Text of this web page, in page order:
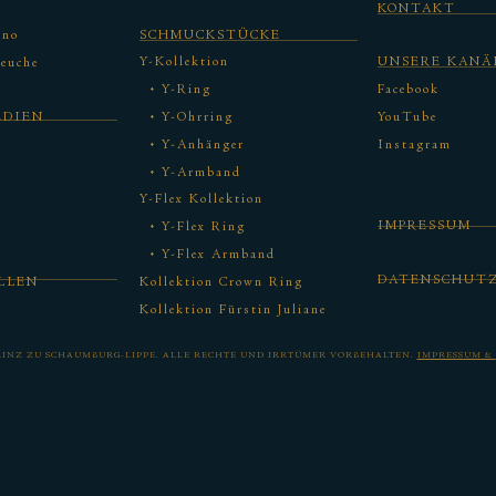
SCHMUCKSTÜCKE
Y-Kollektion
Y-Ring
Y-Ohrring
Y-Anhänger
Y-Armband
Y-Flex Kollektion
Y-Flex Ring
Y-Flex Armband
Kollektion Crown Ring
Kollektion Fürstin Juliane
KONTAKT
UNSERE
Facebook
YouTube
Instagram
IMPRESSUM
ZU SCHAUMBURG-LIPPE. ALLE RECHTE UND IRRTÜMER VORBEHALTEN. IMPRESSUM &